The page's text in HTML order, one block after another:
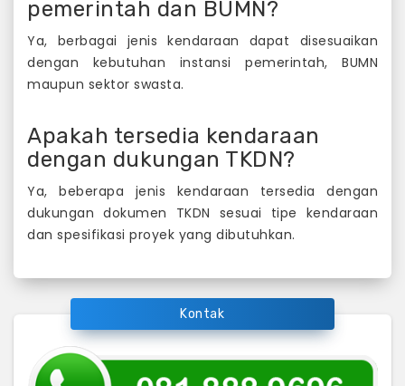
pemerintah dan BUMN?
Ya, berbagai jenis kendaraan dapat disesuaikan
dengan kebutuhan instansi pemerintah, BUMN
maupun sektor swasta.
Apakah tersedia kendaraan
dengan dukungan TKDN?
Ya, beberapa jenis kendaraan tersedia dengan
dukungan dokumen TKDN sesuai tipe kendaraan
dan spesifikasi proyek yang dibutuhkan.
Kontak